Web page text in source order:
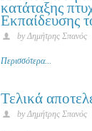
κατάταξης
Εκπαίδευσης
by Δημήτρης Σπανός
Περισσότερα...
Τελικά
by Δημήτρης Σπανός